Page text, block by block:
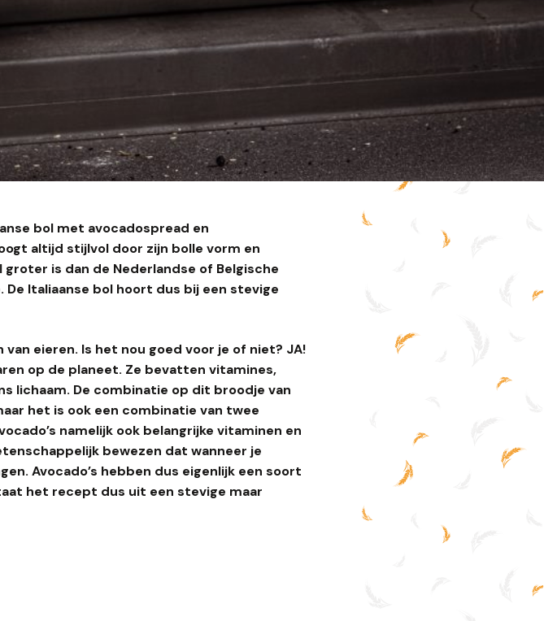
bol met avocadospread en
altijd stijlvol door zijn bolle vorm en
is dan de Nederlandse of Belgische
Italiaanse bol hoort dus bij een stevige
eieren. Is het nou goed voor je of niet? JA!
op de planeet. Ze bevatten vitamines,
lichaam. De combinatie op dit broodje van
het is ook een combinatie van twee
namelijk ook belangrijke vitaminen en
bewezen dat wanneer je
Avocado’s hebben dus eigenlijk een soort
het recept dus uit een stevige maar